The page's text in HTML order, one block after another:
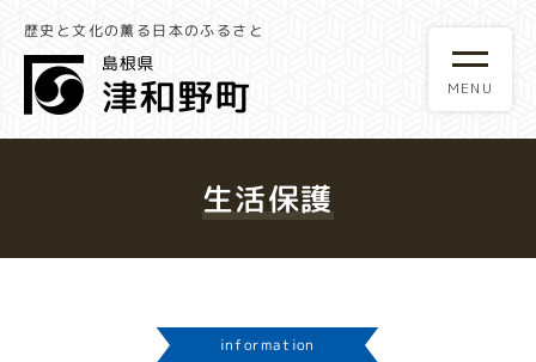
歴史と文化の薫る日本のふるさと
生活保護
information